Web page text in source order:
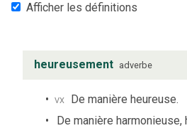
Afficher les définitions
heureusement adverbe
vx De manière heureuse.
De manière harmonieuse,